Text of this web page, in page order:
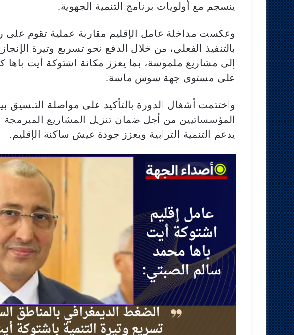
ينسجم مع أولويات برنامج التنمية الجهوية.
وعكست مداخلة عامل الإقليم مقاربة عملية تقوم على
بالتنفيذ الفعلي، من خلال الدفع نحو تسريع وتيرة
إلى مشاريع ملموسة، بما يعزز مكانة اشتوكة أيت باها
على مستوى جهة سوس ماسة.
واختتمت أشغال الدورة بالتأكيد على مواصلة التنسيق
المؤسساتيين من أجل ضمان تنزيل المشاريع المبرمجة
يدعم التنمية الترابية ويعزز جودة عيش ساكنة الإقليم.